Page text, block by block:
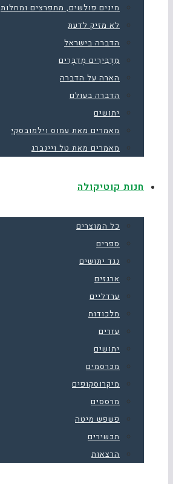
מינים פולשים, מתפרצים ומחלות
לא מזיק לדעת
הדברה בישראל
מַדְבִּירִים מְדַבְּרִים
הארה על הדברה
הדברה בעולם
יתושים
מאמרים מאת עמוס וילמובסקי
מאמרים מאת טל ויינברג
חנות קוטיקולה
כל המוצרים
ספרים
נגד יתושים
ארגזים
ערדליים
מלכודות
עזרים
יתושים
מכרסמים
מיקרוסקופים
מרססים
פשפש מיטה
תכשירים
הרצאות